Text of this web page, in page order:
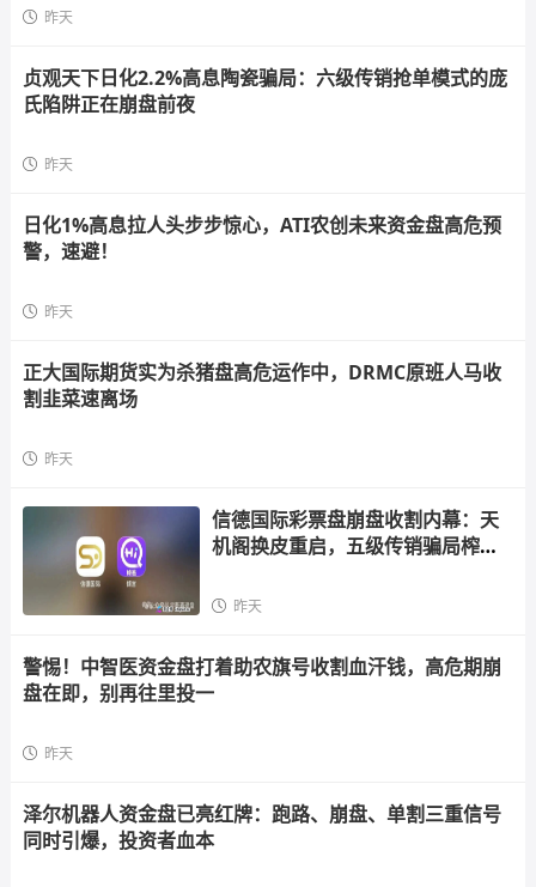
昨天
贞观天下日化2.2%高息陶瓷骗局：六级传销抢单模式的庞
氏陷阱正在崩盘前夜
昨天
日化1%高息拉人头步步惊心，ATI农创未来资金盘高危预
警，速避！
昨天
正大国际期货实为杀猪盘高危运作中，DRMC原班人马收
割韭菜速离场
昨天
信德国际彩票盘崩盘收割内幕：天
机阁换皮重启，五级传销骗局榨干
昨天
警惕！中智医资金盘打着助农旗号收割血汗钱，高危期崩
盘在即，别再往里投一
昨天
泽尔机器人资金盘已亮红牌：跑路、崩盘、单割三重信号
同时引爆，投资者血本